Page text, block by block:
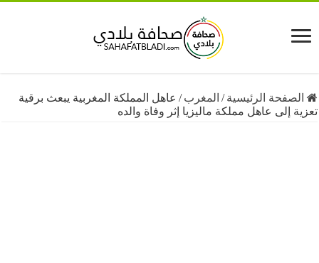
الرئيسية /المغرب/عاهل المملكة المغربية يبعث برقية
عاهل مملكة ماليزيا إثر وفاة والده